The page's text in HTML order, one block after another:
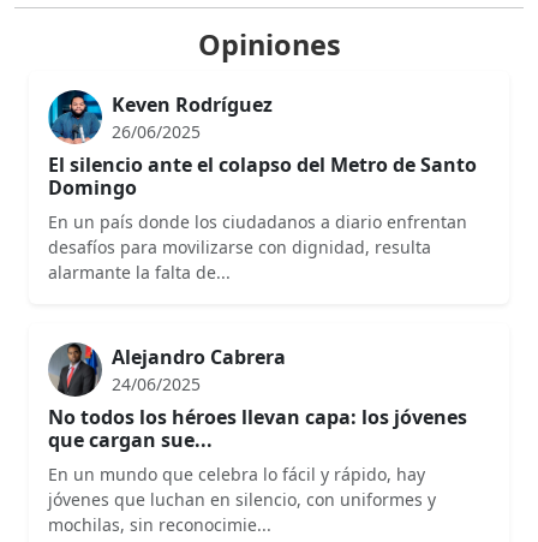
Opiniones
Keven Rodríguez
26/06/2025
El silencio ante el colapso del Metro de Santo
Domingo
En un país donde los ciudadanos a diario enfrentan
desafíos para movilizarse con dignidad, resulta
alarmante la falta de...
Alejandro Cabrera
24/06/2025
No todos los héroes llevan capa: los jóvenes
que cargan sue...
En un mundo que celebra lo fácil y rápido, hay
jóvenes que luchan en silencio, con uniformes y
mochilas, sin reconocimie...